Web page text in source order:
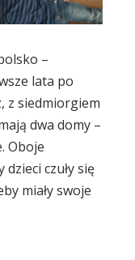
–
lata po
z siedmiorgiem
dwa domy –
Oboje
czuły się
miały swoje